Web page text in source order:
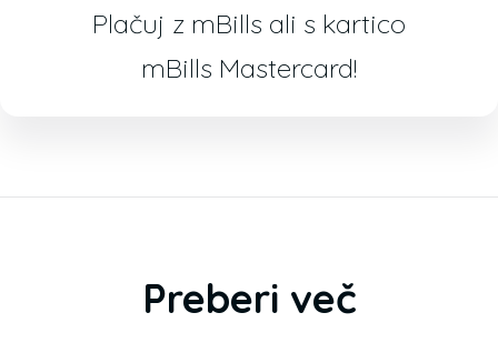
Plačuj z mBills ali s kartico
mBills Mastercard!
Preberi več